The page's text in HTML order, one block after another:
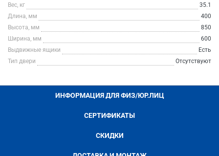
Вес, кг
35.1
Длина, мм
400
Высота, мм
850
Ширина, мм
600
Выдвижные ящики
Есть
Тип двери
Отсутствуют
ИНФОРМАЦИЯ ДЛЯ ФИЗ/ЮР.ЛИЦ
СЕРТИФИКАТЫ
СКИДКИ